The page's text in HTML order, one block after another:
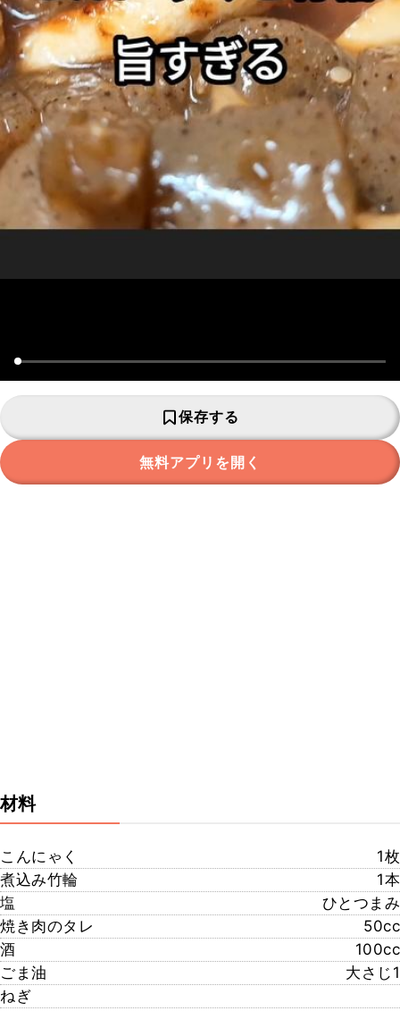
保存する
無料アプリを開く
材料
こんにゃく
1枚
煮込み竹輪
1本
塩
ひとつまみ
焼き肉のタレ
50cc
酒
100cc
ごま油
大さじ1
ねぎ